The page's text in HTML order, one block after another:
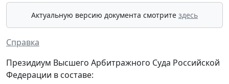
Актуальную версию документа смотрите здесь
Справка
Президиум Высшего Арбитражного Суда Российской
Федерации в составе: